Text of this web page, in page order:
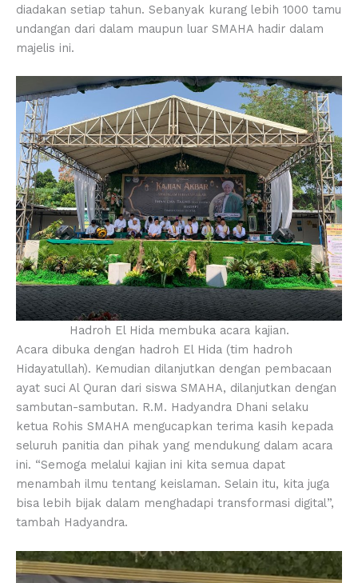
diadakan setiap tahun. Sebanyak kurang lebih 1000 tamu
undangan dari dalam maupun luar SMAHA hadir dalam
majelis ini.
Hadroh El Hida membuka acara kajian.
Acara dibuka dengan hadroh El Hida (tim hadroh
Hidayatullah). Kemudian dilanjutkan dengan pembacaan
ayat suci Al Quran dari siswa SMAHA, dilanjutkan dengan
sambutan-sambutan. R.M. Hadyandra Dhani selaku
ketua Rohis SMAHA mengucapkan terima kasih kepada
seluruh panitia dan pihak yang mendukung dalam acara
ini. “Semoga melalui kajian ini kita semua dapat
menambah ilmu tentang keislaman. Selain itu, kita juga
bisa lebih bijak dalam menghadapi transformasi digital”,
tambah Hadyandra.